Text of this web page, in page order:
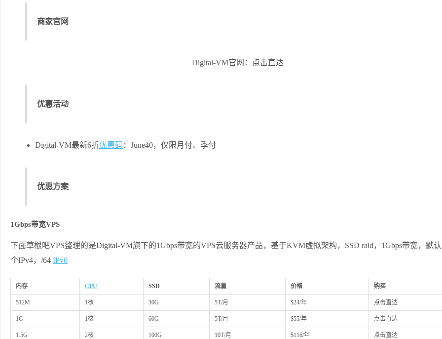
商家官网
Digital-VM官网：点击直达
优惠活动
Digital-VM最新6折优惠码 ：June40，仅限月付、季付
优惠方案
1Gbps带宽VPS
下面草根吧VPS整理的是Digital-VM旗下的1Gbps带宽的VPS云服务器产品，基于KVM虚拟架构，SSD raid，1Gbps带宽，默
个IPv4，/64 IPv6
内存 CPU SSD 流量 价格 购买
512M 1核 30G 5T/月 $24/年 点击直达
1G 1核 60G 5T/月 $55/年 点击直达
1.5G 2核 100G 10T/月 $116/年 点击直达